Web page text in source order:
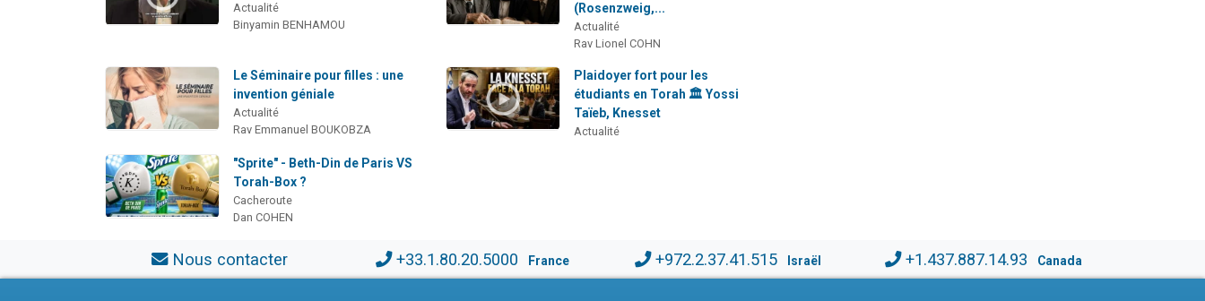
Actualité
Binyamin BENHAMOU
(Rosenzweig,...
Actualité
Rav Lionel COHN
Le Séminaire pour filles : une
invention géniale
Actualité
Rav Emmanuel BOUKOBZA
Plaidoyer fort pour les
étudiants en Torah 🏛️ Yossi
Taïeb, Knesset
Actualité
"Sprite" - Beth-Din de Paris VS
Torah-Box ?
Cacheroute
Dan COHEN
Nous contacter +33.1.80.20.5000 France +972.2.37.41.515 Israël +1.437.887.14.93 Canada